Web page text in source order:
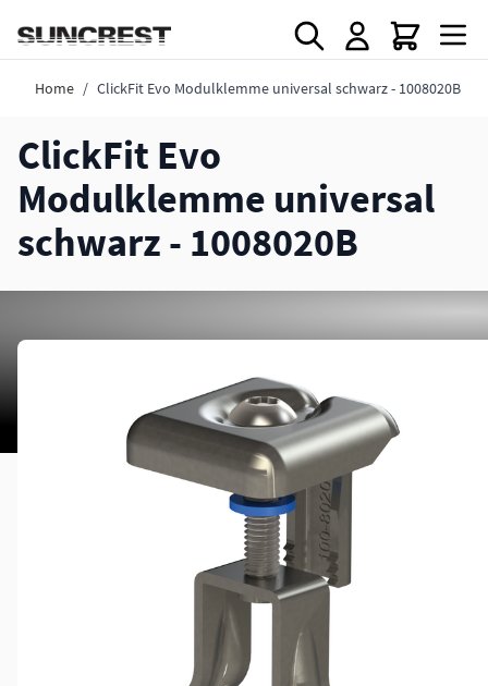
Home / ClickFit Evo Modulklemme universal schwarz - 1008020B
ClickFit Evo
Modulklemme universal
schwarz - 1008020B